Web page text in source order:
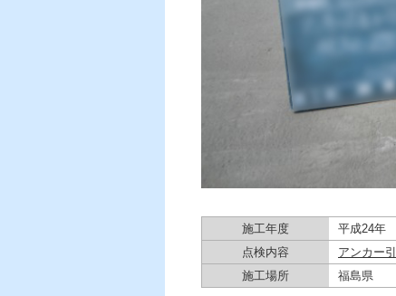
施工年度
平成24年
点検内容
アンカー
施工場所
福島県